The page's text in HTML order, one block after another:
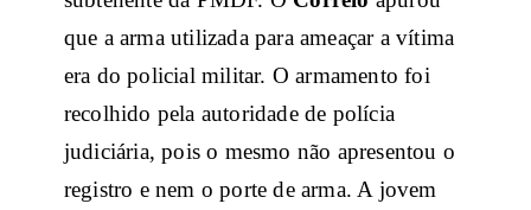
que a arma utilizada para ameaçar a vítima
era do policial militar. O armamento foi
recolhido pela autoridade de polícia
judiciária, pois o mesmo não apresentou o
registro e nem o porte de arma. A jovem